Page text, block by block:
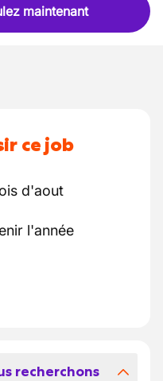
maintenant
ce job
d'aout
l'année
recherchons